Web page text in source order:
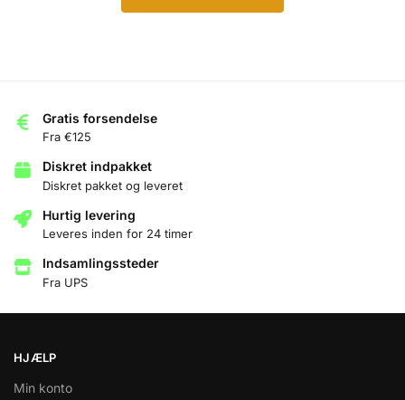
Gratis forsendelse
Fra €125
Diskret indpakket
Diskret pakket og leveret
Hurtig levering
Leveres inden for 24 timer
Indsamlingssteder
Fra UPS
HJÆLP
Min konto